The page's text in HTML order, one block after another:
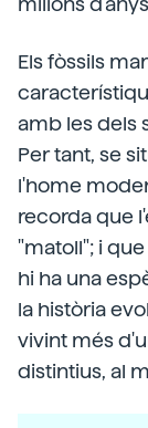
Els fòssils
amb les dels
Per tant, se
l'home
recorda que
"matoll"; i
hi ha una
la història
vivint més
distintius, al